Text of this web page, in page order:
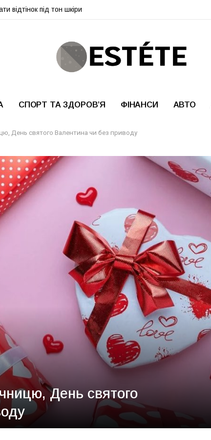
відтінок під тон шкіри
СПОРТ ТА ЗДОРОВ’Я ФІНАНСИ АВТО
День святого Валентина чи без приводу
День святого